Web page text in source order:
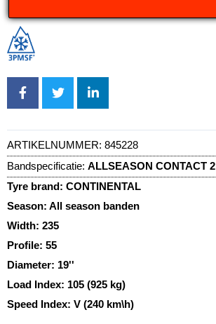
ARTIKELNUMMER: 845228
Bandspecificatie: ALLSEASON CONTACT 2
Tyre brand: CONTINENTAL
Season: All season banden
Width: 235
Profile: 55
Diameter: 19''
Load Index: 105 (925 kg)
Speed Index: V (240 km\h)